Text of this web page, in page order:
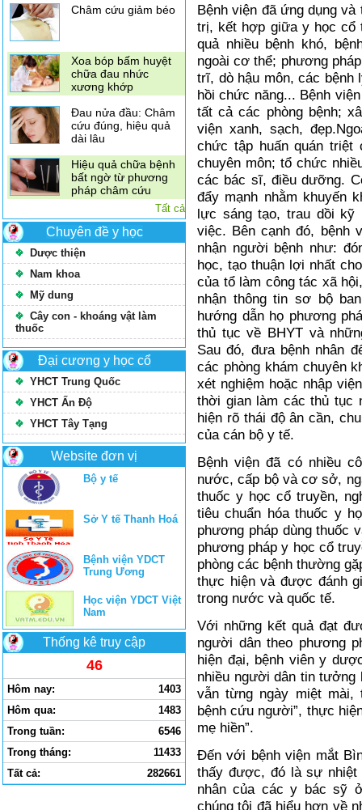
Châm cứu giảm béo
Xoa bóp bấm huyệt
chữa đau nhức
xương khớp
Đau nửa đầu: Châm
cứu đúng, hiệu quả
dài lâu
Hiệu quả chữa bệnh
bất ngờ từ phương
pháp châm cứu
Tất cả
Chuyên đề y học
Dược thiện
Nam khoa
Mỹ dung
Cây con - khoáng vật làm
thuốc
Đại cương y học cổ
YHCT Trung Quốc
YHCT Ấn Độ
YHCT Tây Tạng
Website đơn vị
Bộ y tế
Sở Y tế Thanh Hoá
Bệnh viện YDCT
Trung Ương
Học viện YDCT Việt
Nam
Thống kê truy cập
46
Hôm nay:
1403
Hôm qua:
1483
Trong tuần:
6546
Trong tháng:
11433
Tất cả:
282661
Bệnh viện đã ứng dụng
trị, kết hợp giữa y học cổ
quả nhiều bệnh khó,
ngoài cơ thể; phương
trĩ, dò hậu môn, các bệnh
hồi chức năng... Bệnh
tất cả các phòng bệnh;
viện xanh, sạch,
chức tập huấn quán
chuyên môn; tổ chức
các bác sĩ, điều dưỡng.
đẩy mạnh nhằm khuyến
lực sáng tạo, trau dồi kỹ
việc. Bên cạnh đó, bệnh
nhận người bệnh như:
học, tạo thuận lợi nhất
của tổ làm công tác xã
nhận thông tin sơ bộ
hướng dẫn họ phương
thủ tục về BHYT và
Sau đó, đưa bệnh nhân
các phòng khám chuyên
xét nghiệm hoặc nhập
thời gian làm các thủ tục
hiện rõ thái độ ân cần,
của cán bộ y tế.
Bệnh viện đã có nhiều
nước, cấp bộ và cơ sở,
thuốc y học cổ truyền,
tiêu chuẩn hóa thuốc y
phương pháp dùng thuốc
phương pháp y học cổ
phòng các bệnh thường
thực hiện và được đánh
trong nước và quốc tế.
Với những kết quả đạt
người dân theo phương
hiện đại, bệnh viên y
nhiều người dân tin
vẫn từng ngày miệt mài,
bệnh cứu người”, thực
mẹ hiền”.
Đến với bệnh viện mắt
thấy được, đó là sự nhiệt
nhân của các y bác sỹ
chúng tôi đã hiểu hơn về